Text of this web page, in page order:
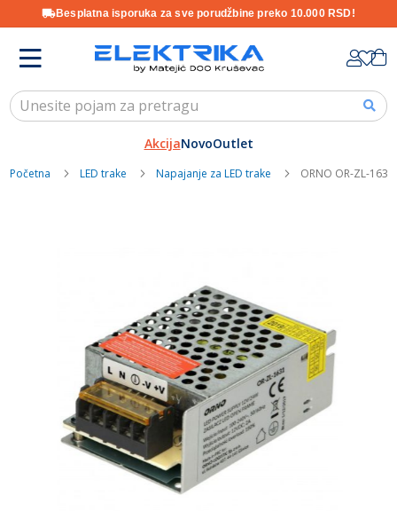
Besplatna isporuka za sve porudžbine preko 10.000 RSD!
Content
AkcijaNovoOutlet
Početna LED trake Napajanje za LED trake ORNO OR-ZL-